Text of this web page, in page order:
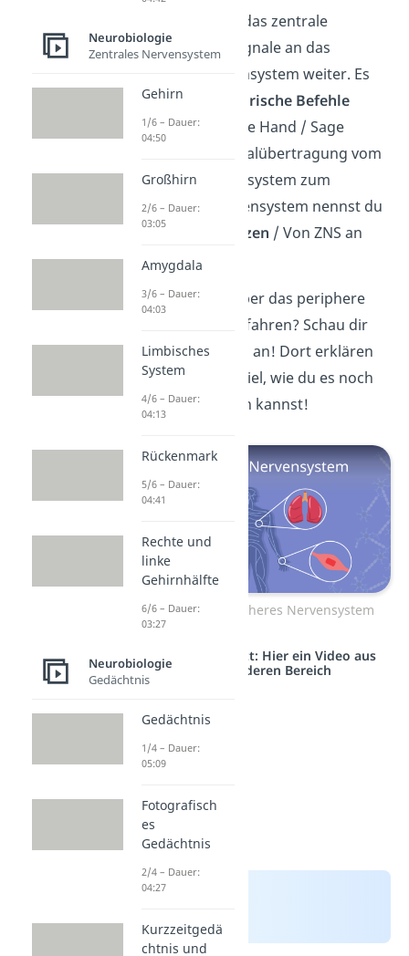
Außerdem leitet das zentrale
Nervensystem Signale an das
periphere Nervensystem weiter. Es
sendet also
motorische Befehle
(Beispiel: Hebe die Hand / Sage
„Hallo“). Die Signalübertragung vom
zentralen Nervensystem zum
peripheren Nervensystem nennst du
efferent (
Efferenzen / Von ZNS an
PNS).
Du willst mehr über das periphere
Nervensystem erfahren? Schau dir
unserVideo
dazu an! Dort erklären
wir dir zum Beispiel, wie du es noch
weiter unterteilen kannst!
Zum Video: Peripheres Nervensystem
Studyflix vernetzt: Hier ein Video aus
einem anderen Bereich
Neurobiologie
Zentrales Nervensystem
Gehirn
1/6 – Dauer:
04:50
Großhirn
2/6 – Dauer:
03:05
Amygdala
3/6 – Dauer:
04:03
Limbisches
System
4/6 – Dauer:
04:13
Rückenmark
5/6 – Dauer:
04:41
Rechte und
linke
Gehirnhälfte
6/6 – Dauer:
03:27
Neurobiologie
Gedächtnis
Gedächtnis
1/4 – Dauer:
05:09
Fotografisch
es
Gedächtnis
2/4 – Dauer:
04:27
Kurzzeitgedä
chtnis und